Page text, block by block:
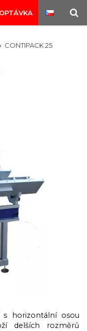
CONTIPACK 25
s horizontální osou
delších rozměrů